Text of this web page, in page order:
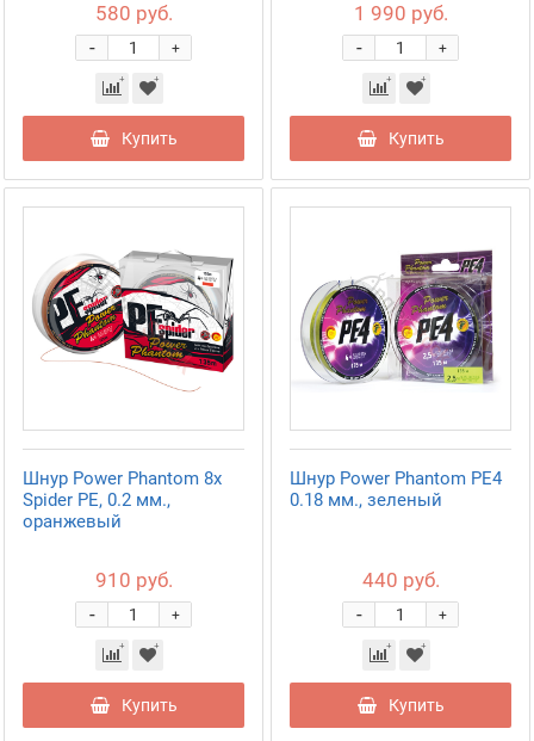
580 руб.
+
-
Купить
1 990 руб.
+
-
Купить
Шнур Power Phantom 8x
Spider PE, 0.2 мм.,
оранжевый
910 руб.
+
-
Купить
Шнур Power Phantom PE4
0.18 мм., зеленый
440 руб.
+
-
Купить